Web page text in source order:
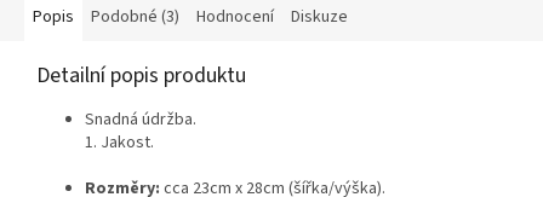
Popis Podobné (3) Hodnocení Diskuze
Detailní popis produktu
Snadná údržba.
1. Jakost.
Rozměry: cca 23cm x 28cm (šířka/výška).